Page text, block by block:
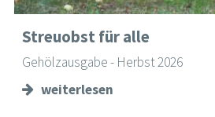
Streuobst für alle
Gehölzausgabe - Herbst 2026
weiterlesen